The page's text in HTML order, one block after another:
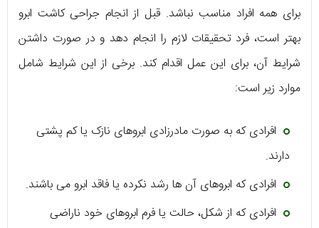
برای همه افراد مناسب نباشد. قبل از انجام جراحی کاشت ابرو
بهتر است، فرد تحقیقات لازم را انجام دهد و در صورت داشتن
شرایط آن، برای این عمل اقدام کند. برخی از این شرایط شامل
موارد زیر است:
افرادی که به صورت مادرزادی ابروهای نازک یا کم پشتی
دارند.
افرادی که ابروهای آن ها رشد نکرده یا فاقد ابرو می باشند.
افرادی که از شکل، حالت یا فرم ابروهای خود ناراضی